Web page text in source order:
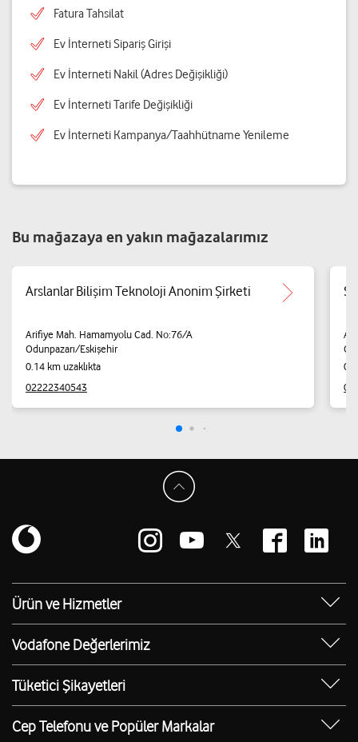
Fatura Tahsilat
Ev İnterneti Sipariş Girişi
Ev İnterneti Nakil (Adres Değişikliği)
Ev İnterneti Tarife Değişikliği
Ev İnterneti Kampanya/Taahhütname Yenileme
Bu mağazaya en yakın mağazalarımız
Arslanlar Bilişim Teknoloji Anonim Şirketi
Arifiye Mah. Hamamyolu Cad. No:76/A
Odunpazarı/Eskişehir
0.14 km uzaklıkta
02222340543
Ürün ve Hizmetler
Yanımda Uygulaması
Vodafone 4.5G
Ürünler
Toptan
TOBi
Vodafone Değerlerimiz
Sosyal Destek
Erişilebilir Mağazalar
E-Atık Geri Dönüşümü
Tüketici Şikayetleri
Şikayet Talebi Oluşturma/Takibi
Borç Alacak Sorgulama
Cep Telefonu ve Popüler Markalar